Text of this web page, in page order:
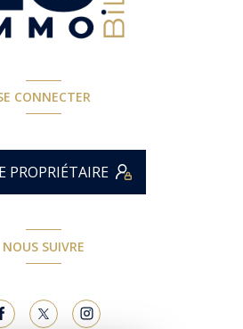
CONNECTER
PROPRIÉTAIRE
NOUS SUIVRE